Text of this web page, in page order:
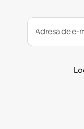
Adresa de e-